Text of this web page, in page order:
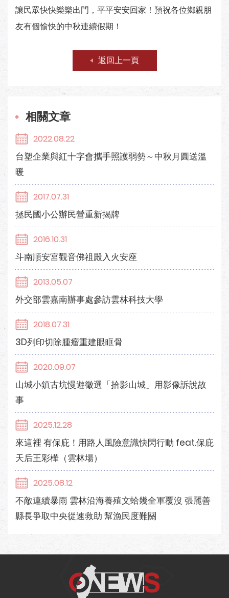
讓民眾快快樂樂出門，平平安安回家！預祝各位鄉親朋
友有個愉快的中秋連續假期！
返回上一頁
相關文章
2022.08.22
台塑企業與紅十字會攜手照護弱勢～中秋月圓送溫
暖
2017.07.31
拯民國小公辦民營重新揭牌
2016.10.31
斗南順安宮觀音佛祖殿入火安座
2013.05.07
外交部雲嘉南辦事處參訪雲林科技大學
2018.07.31
3D列印切除腫瘤重建眼眶骨
2020.09.07
山城小鎮古坑慢遊徵選「拾影山城」用影像訴說故
事
2025.12.28
來這裡 有保庇！用路人風險意識快閃行動 feat.保庇
天后王彩樺（雲林場）
2025.08.12
不敵連續暴雨 雲林沿海養殖文蛤幾全軍覆沒 張麗善
縣長爭取中央從速救助 幫漁民度難關